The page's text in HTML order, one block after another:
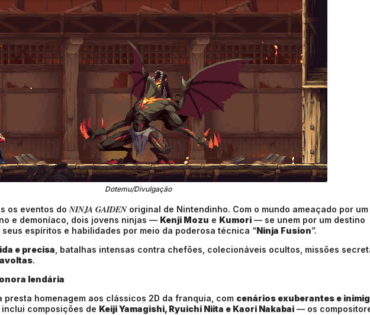
Dotemu/Divulgação
os eventos do NINJA GAIDENoriginal de Nintendinho. Com o mundo ameaçado por um
e demoníaco, dois jovens ninjas — Kenji Mozu e Kumori — se unem por um destino
espíritos e habilidades por meio da poderosa técnica “Ninja Fusion”.
e precisa , batalhas intensas contra chefões, colecionáveis ocultos, missões
.
lendária
presta homenagem aos clássicos 2D da franquia, com cenários exuberantes e
composições de Keiji Yamagishi, Ryuichi Niita e Kaori Nakabai — os